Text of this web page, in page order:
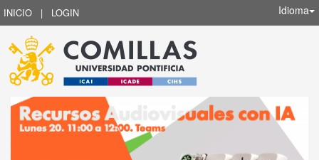
INICIO | LOGIN Idioma